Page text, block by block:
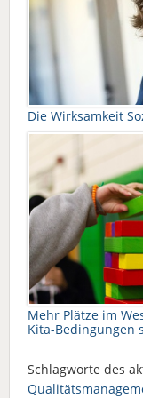
Die Wirksamkeit
Mehr Plätze im
Kita-Bedingungen
Schlagworte des